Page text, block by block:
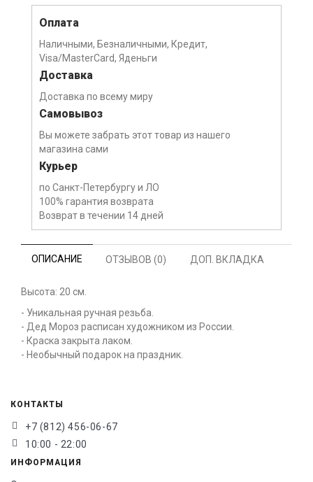
Оплата
Наличными, Безналичными, Кредит,
Visa/MasterCard, Яденьги
Доставка
Доставка по всему миру
Самовывоз
Вы можете забрать этот товар из нашего
магазина сами
Курьер
по Санкт-Петербургу и ЛО
100% гарантия возврата
Возврат в течении 14 дней
ОПИСАНИЕ ОТЗЫВОВ (0) ДОП. ВКЛАДКА
Высота: 20 см.
- Уникальная ручная резьба.
- Дед Мороз расписан художником из России.
- Краска закрыта лаком.
- Необычный подарок на праздник.
КОНТАКТЫ
+7 (812) 456-06-67
10:00 - 22:00
ИНФОРМАЦИЯ